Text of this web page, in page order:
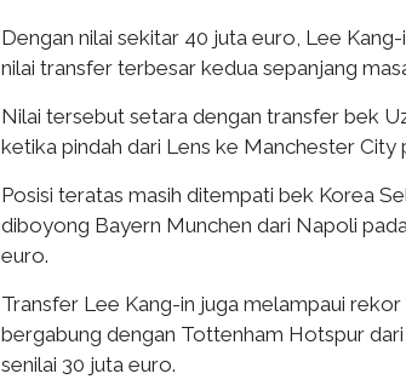
Dengan nilai sekitar 40 juta euro, Lee
nilai transfer terbesar kedua sepanjang
Nilai tersebut setara dengan transfer bek
ketika pindah dari Lens ke Manchester City
Posisi teratas masih ditempati bek Korea
diboyong Bayern Munchen dari Napoli
euro.
Transfer Lee Kang-in juga melampaui
bergabung dengan Tottenham Hotspur
senilai 30 juta euro.